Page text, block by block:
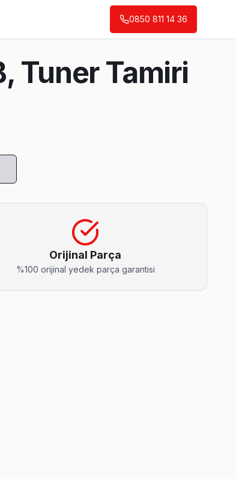
çıkarsa ücretsiz ikinci ziyaret.
bunu netleştiriyor — gereksiz harcama olmuyor.
en deneyimli ekibi.
0850 811 14 36
Tuner Tamiri
Orijinal Parça
%100 orijinal yedek parça garantisi